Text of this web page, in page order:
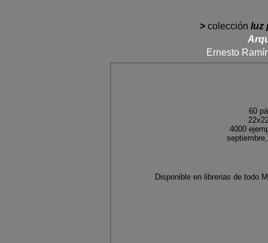
> colección luz
Ernesto
60
4000
Disponible en librerias de todo